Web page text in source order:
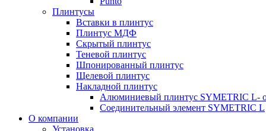
Плинтусы
Вставки в плинтус
Плинтус МДФ
Скрытый плинтус
Теневой плинтус
Шпонированный плинтус
Щелевой плинтус
Накладной плинтус
Алюминиевый плинтус SYMETRIC L-
Соединительный элемент SYMETRIC L
О компании
Установка